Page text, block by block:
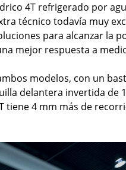
4T refrigerado por
técnico todavía muy
para alcanzar la
mejor respuesta a
modelos, con un
delantera invertida de
4 mm más de